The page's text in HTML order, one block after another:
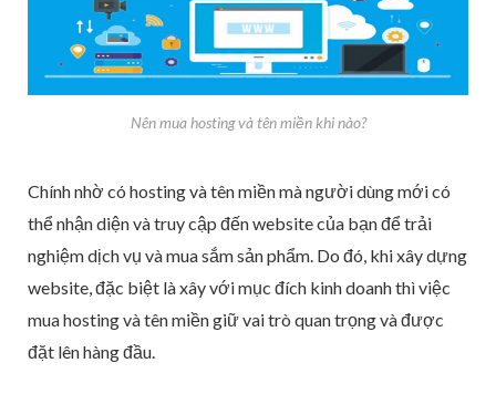
Nên mua hosting và tên miền khi nào?
Chính nhờ có hosting và tên miền mà người dùng mới có
thể nhận diện và truy cập đến website của bạn để trải
nghiệm dịch vụ và mua sắm sản phẩm. Do đó, khi xây dựng
website, đặc biệt là xây với mục đích kinh doanh thì việc
mua hosting và tên miền giữ vai trò quan trọng và được
đặt lên hàng đầu.